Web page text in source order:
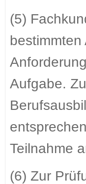
(5)
Aufgabe.
Teilnahme
(6) Zur